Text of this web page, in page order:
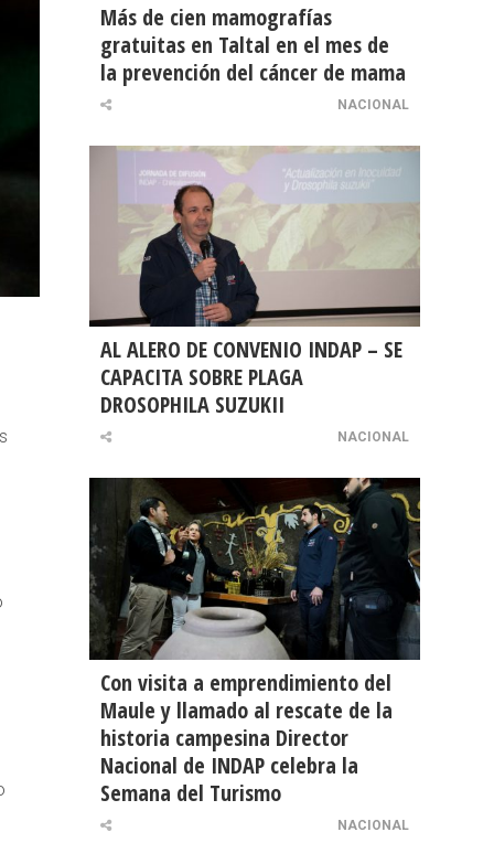
Más de cien mamografías
gratuitas en Taltal en el mes de
la prevención del cáncer de mama
NACIONAL
AL ALERO DE CONVENIO INDAP – SE
CAPACITA SOBRE PLAGA
DROSOPHILA SUZUKII
NACIONAL
Con visita a emprendimiento del
Maule y llamado al rescate de la
historia campesina Director
Nacional de INDAP celebra la
Semana del Turismo
NACIONAL